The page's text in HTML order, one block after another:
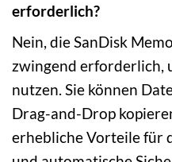
erforderlich?
Nein, die SanDisk
zwingend erforderlich,
nutzen. Sie können
Drag-and-Drop
erhebliche Vorteile für